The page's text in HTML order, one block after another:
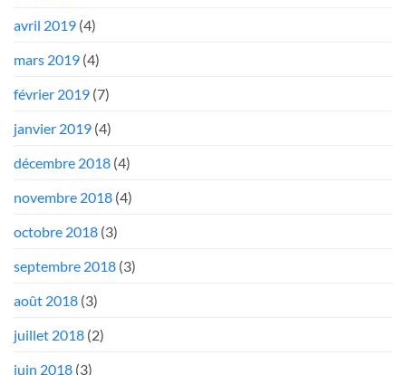
avril 2019 (4)
mars 2019 (4)
février 2019 (7)
janvier 2019 (4)
décembre 2018 (4)
novembre 2018 (4)
octobre 2018 (3)
septembre 2018 (3)
août 2018 (3)
juillet 2018 (2)
juin 2018 (3)